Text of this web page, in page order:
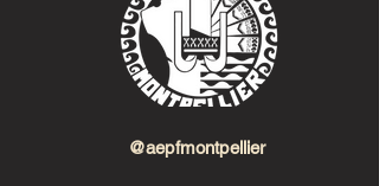
@aepfmontpellier